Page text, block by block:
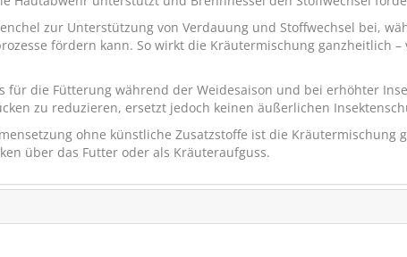
zur Unterstützung von Verdauung und Stoffwechsel bei,
fördern kann. So wirkt die Kräutermischung ganzheitlich
für die Fütterung während der Weidesaison und bei erhöhter
zu reduzieren, ersetzt jedoch keinen äußerlichen
ohne künstliche Zusatzstoffe ist die Kräutermischung
über das Futter oder als Kräuteraufguss.